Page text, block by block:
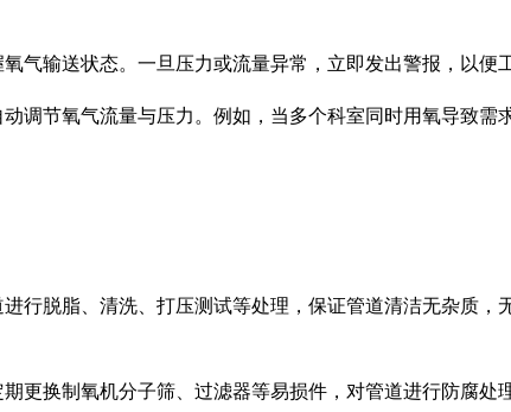
气输送状态。一旦压力或流量异常，立即发出警报，以便
调节氧气流量与压力。例如，当多个科室同时用氧导致需
行脱脂、清洗、打压测试等处理，保证管道清洁无杂质
更换制氧机分子筛、过滤器等易损件，对管道进行防腐